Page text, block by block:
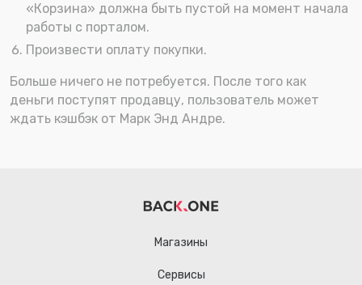
«Корзина» должна быть пустой на момент начала
работы с порталом.
Произвести оплату покупки.
Больше ничего не потребуется. После того как
деньги поступят продавцу, пользователь может
ждать кэшбэк от Марк Энд Андре.
Магазины
Сервисы